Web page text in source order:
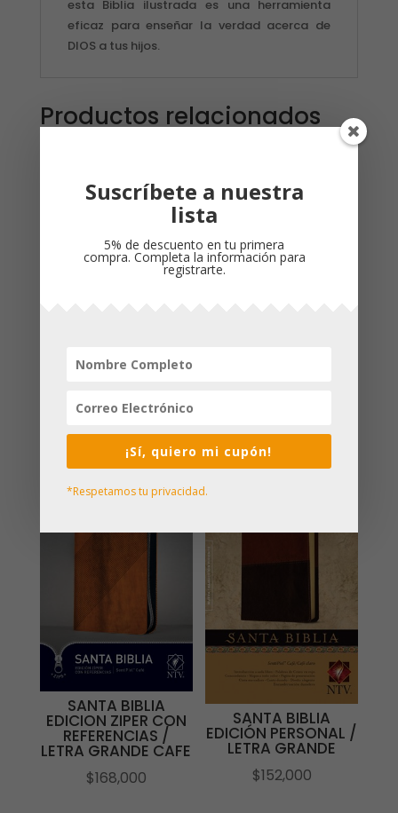
esta Biblia ilustrada es una herramienta
eficaz para enseñar la verdad acerca de
DIOS a tus hijos.
Productos relacionados
SANTA BIBLIA
EDICION COMPACTA
$85,000
SANTA BIBLIA
EDICION ZIPER CON
REFERENCIAS /
LETRA GRANDE CAFE
$168,000
SANTA BIBLIA
EDICIÓN PERSONAL /
LETRA GRANDE
$152,000
Suscríbete a nuestra
lista
5% de descuento en tu primera
compra. Completa la información para
registrarte.
¡Sí, quiero mi cupón!
*Respetamos tu privacidad.